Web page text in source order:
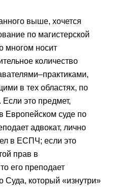
выше, хочется
по магистерской
многом носит
количество
в тех областях, по
это предмет,
Европейском суде по
адвокат, лично
в ЕСПЧ; если это
прав в
его преподает
Суда, который «изнутри»